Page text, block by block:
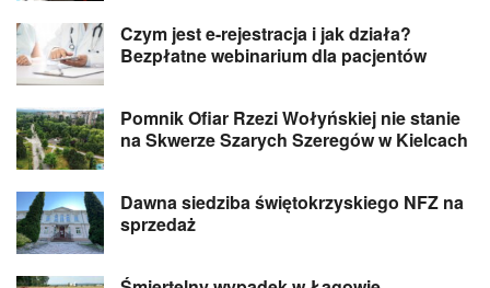
Czym jest e-rejestracja i jak działa?
Bezpłatne webinarium dla pacjentów
Pomnik Ofiar Rzezi Wołyńskiej nie stanie
na Skwerze Szarych Szeregów w Kielcach
Dawna siedziba świętokrzyskiego NFZ na
sprzedaż